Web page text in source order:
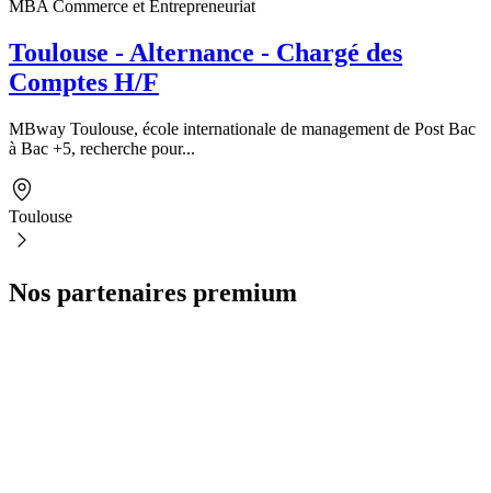
MBA Commerce et Entrepreneuriat
Toulouse - Alternance - Chargé des
Comptes H/F
MBway Toulouse, école internationale de management de Post Bac
à Bac +5, recherche pour...
Toulouse
Nos partenaires premium